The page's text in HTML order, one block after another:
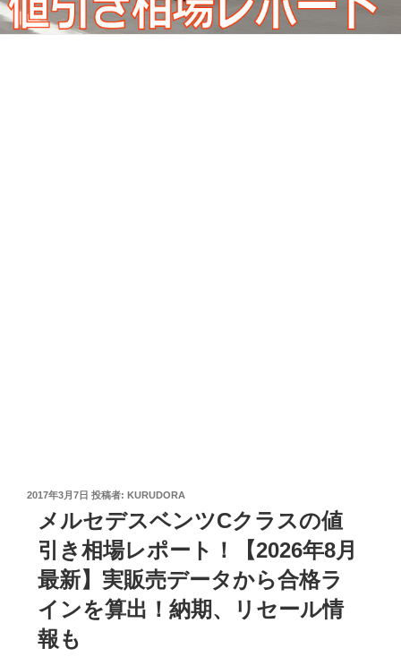
投
2017年3月7日 投稿者: KURUDORA
メルセデスベンツCクラスの値
引き相場レポート！【2026年8月
最新】実販売データから合格ラ
インを算出！納期、リセール情
報も